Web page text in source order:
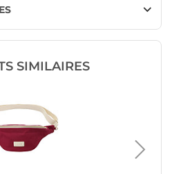
SIMILAIRES